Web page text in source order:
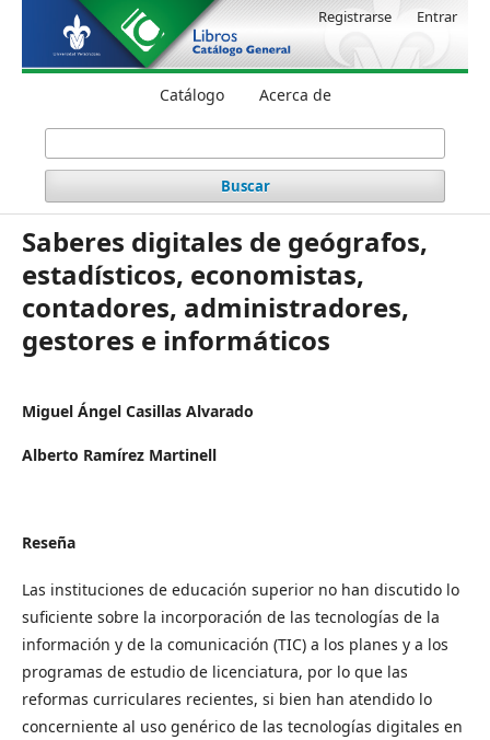
Catálogo Acerca de
Buscar
Registrarse Entrar
Saberes digitales de geógrafos,
estadísticos, economistas,
contadores, administradores,
gestores e informáticos
Miguel Ángel Casillas Alvarado
Alberto Ramírez Martinell
Reseña
Las instituciones de educación superior no han discutido lo
suficiente sobre la incorporación de las tecnologías de la
información y de la comunicación (TIC) a los planes y a los
programas de estudio de licenciatura, por lo que las
reformas curriculares recientes, si bien han atendido lo
concerniente al uso genérico de las tecnologías digitales en